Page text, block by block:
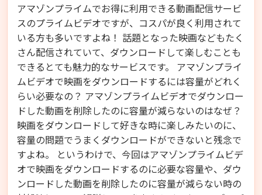
アマゾンプライムでお得に利用できる動画配信サービ
スのプライムビデオですが、コスパが良く利用されて
いる方も多いですよね！ 話題となった映画などもたく
さん配信されていて、ダウンロードして楽しむことも
できるとても魅力的なサービスです。 アマゾンプライ
ムビデオで映画をダウンロードするには容量がどれく
らい必要なの？ アマゾンプライムビデオでダウンロー
ドした動画を削除したのに容量が減らないのはなぜ？
映画をダウンロードして好きな時に楽しみたいのに、
容量の問題でうまくダウンロードができないと残念で
すよね。 というわけで、今回はアマゾンプライムビデ
オで映画をダウンロードするのに必要な容量や、ダウ
ンロードした動画を削除したのに容量が減らない時の